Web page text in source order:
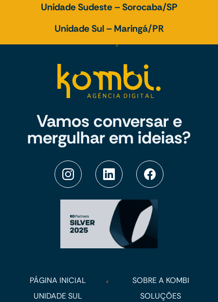
Unidade Sudeste – Sorocaba/SP
Unidade Sul – Maringá/PR
Vamos conversar e
mergulhar em ideias?
PÁGINA INICIAL
SOBRE A KOMBI
UNIDADE SUL
SOLUÇÕES